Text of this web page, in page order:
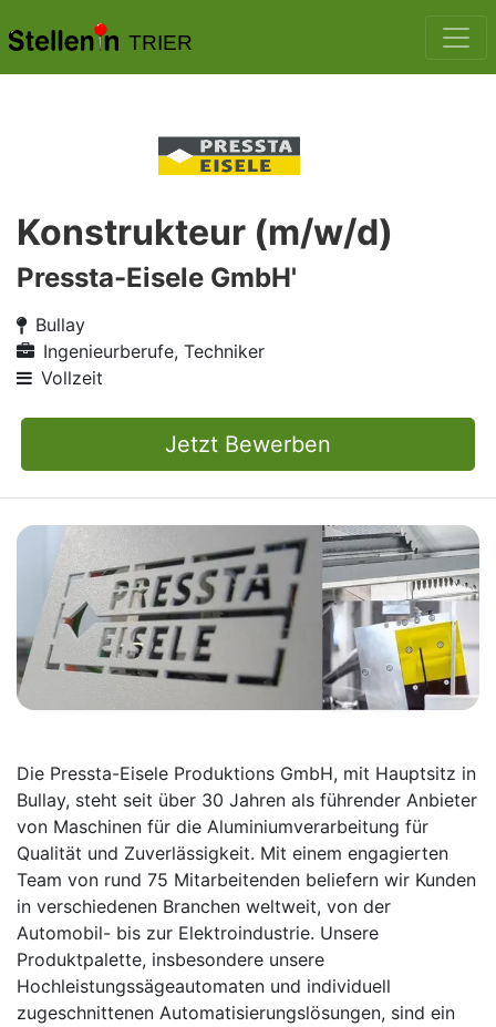
TRIER
Konstrukteur (m/w/d)
Pressta-Eisele GmbH'
Bullay
Ingenieurberufe, Techniker
Vollzeit
Jetzt Bewerben
Die Pressta-Eisele Produktions GmbH, mit Hauptsitz in
Bullay, steht seit über 30 Jahren als führender Anbieter
von Maschinen für die Aluminiumverarbeitung für
Qualität und Zuverlässigkeit. Mit einem engagierten
Team von rund 75 Mitarbeitenden beliefern wir Kunden
in verschiedenen Branchen weltweit, von der
Automobil- bis zur Elektroindustrie. Unsere
Produktpalette, insbesondere unsere
Hochleistungssägeautomaten und individuell
zugeschnittenen Automatisierungslösungen, sind ein